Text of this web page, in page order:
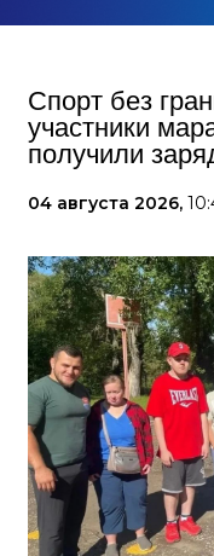
Спорт без
участники
получили
04 августа 2026,